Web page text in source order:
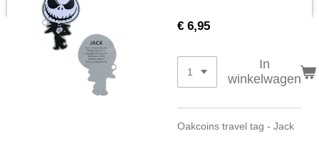
€ 6,95
In
winkelwagen
Oakcoins travel tag - Jack